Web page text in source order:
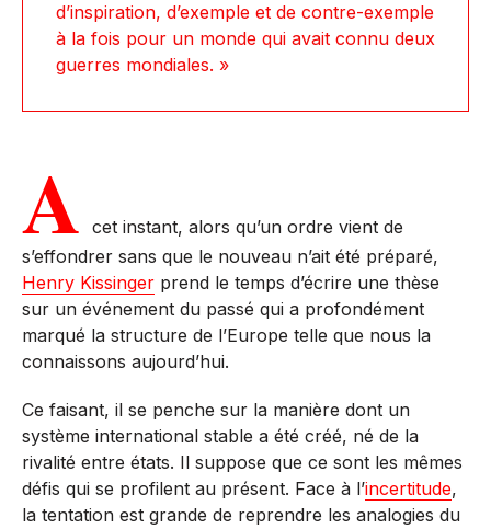
d’inspiration, d’exemple et de contre-exemple
à la fois pour un monde qui avait connu deux
guerres mondiales. »
A cet instant, alors qu’un ordre vient de
s’effondrer sans que le nouveau n’ait été préparé,
Henry Kissinger prend le temps d’écrire une thèse
sur un événement du passé qui a profondément
marqué la structure de l’Europe telle que nous la
connaissons aujourd’hui.
Ce faisant, il se penche sur la manière dont un
système international stable a été créé, né de la
rivalité entre états. Il suppose que ce sont les mêmes
défis qui se profilent au présent. Face à l’incertitude,
la tentation est grande de reprendre les analogies du